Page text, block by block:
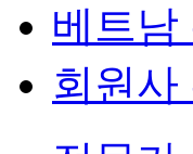
베트남
회원사